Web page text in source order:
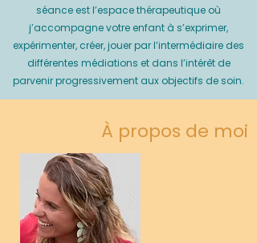
séance est l’espace thérapeutique où
j’accompagne votre enfant à s’exprimer,
expérimenter, créer, jouer par l’intermédiaire des
différentes médiations et dans l’intérêt de
parvenir progressivement aux objectifs de soin.
À propos de moi